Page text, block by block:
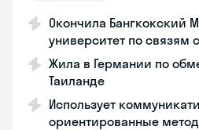
Окончила Бангкокский
университет по связям
Жила в Германии по
Таиланде
Использует
ориентированные